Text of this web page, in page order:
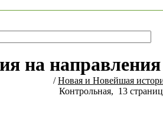
на
/Новая и Новейшая
Контрольная, 13 страниц